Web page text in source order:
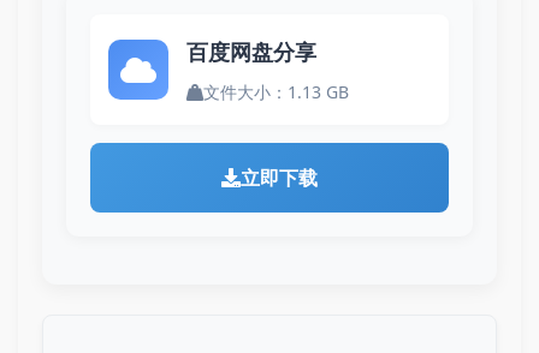
百度网盘分享
文件大小：1.13 GB
立即下载